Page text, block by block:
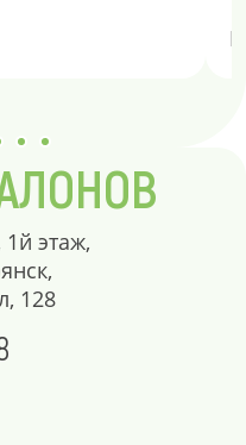
этаж,
128